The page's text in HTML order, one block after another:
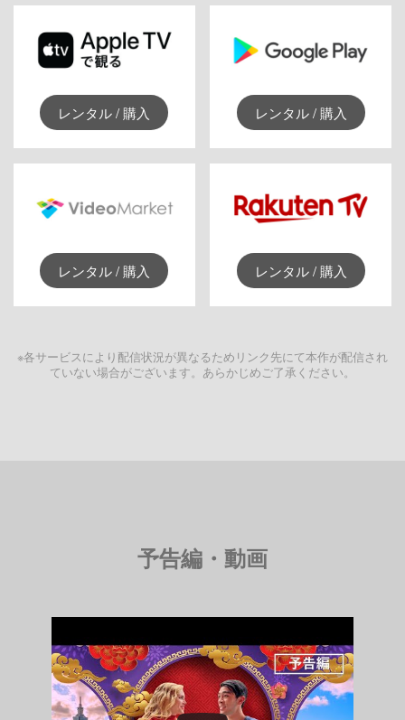
レンタル / 購入 レンタル / 購入
レンタル / 購入 レンタル / 購入
※各サービスにより配信状況が異なるためリンク先にて本作が配信され
ていない場合がございます。あらかじめご了承ください。
予告編・動画